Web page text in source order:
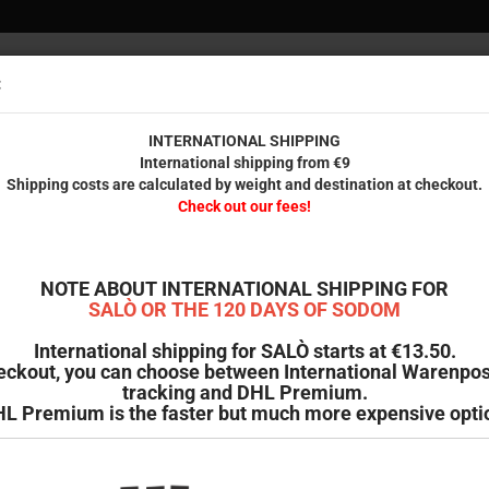
INTERNATIONAL SHIPPING
International shipping from €9
Shipping costs are calculated by weight and destination at checkout.
Check out our fees!
NOTE ABOUT INTERNATIONAL SHIPPING FOR
SALÒ OR THE 120 DAYS OF SODOM
International shipping for SALÒ starts at €13.50.
you can choose between International
tracking and DHL Premium.
Premium is the faster but much more expensive
GEDRUCKTES RESTPOSTEN B-WARE & SECOND HAND